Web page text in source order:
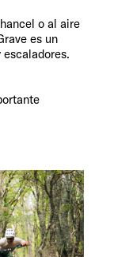
o al aire
es un